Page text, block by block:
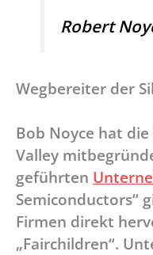
Robert
Wegbereiter der
Bob Noyce hat
Valley
geführten
Semiconductors“
Firmen direkt
„Fairchildren“.